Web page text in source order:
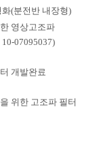
(분전반 내장형)
영상고조파
07095037)
개발완료
위한 고조파 필터